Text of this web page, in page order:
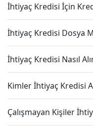
İhtiyaç Kredisi İçin
İhtiyaç Kredisi Dosya
İhtiyaç Kredisi Nasıl
Kimler İhtiyaç Kredisi
Çalışmayan Kişiler